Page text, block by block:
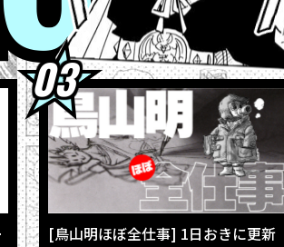
Dragonball News」配信！
ーズ最新作に「超サイヤ人孫悟空」登場！
[鳥山明ほぼ全仕事] 1日おきに更新